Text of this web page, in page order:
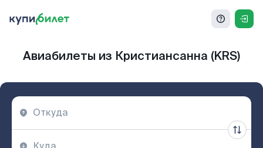
Авиабилеты из Кристиансанна (KRS)